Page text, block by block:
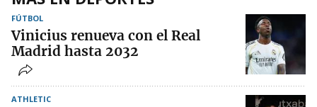
FÚTBOL
Vinicius renueva con el Real
Madrid hasta 2032
ATHLETIC